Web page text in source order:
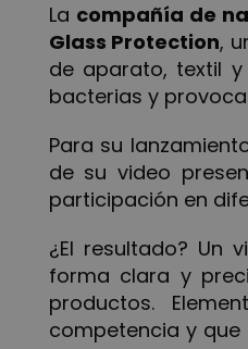
La compañía de
Glass Protection,
de aparato, textil
bacterias y
Para su
de su video
participación en
¿El resultado? Un
forma clara y
productos.
competencia y